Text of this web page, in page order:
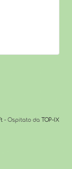
- Ospitato da TOP-IX